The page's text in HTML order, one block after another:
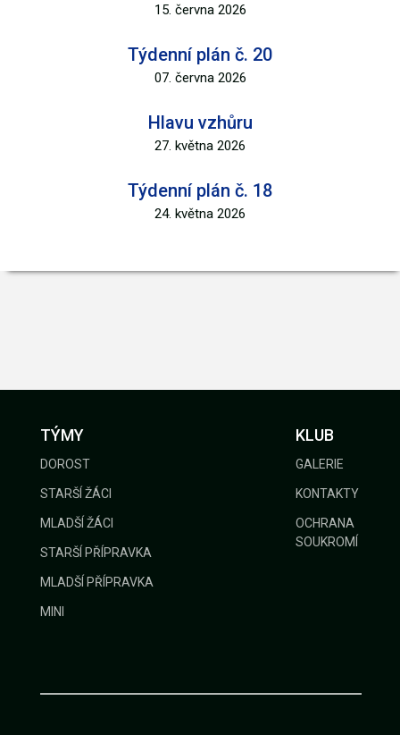
15. června 2026
Týdenní plán č. 20
07. června 2026
Hlavu vzhůru
27. května 2026
Týdenní plán č. 18
24. května 2026
TÝMY
DOROST
STARŠÍ ŽÁCI
MLADŠÍ ŽÁCI
STARŠÍ PŘÍPRAVKA
MLADŠÍ PŘÍPRAVKA
MINI
KLUB
GALERIE
KONTAKTY
OCHRANA
SOUKROMÍ